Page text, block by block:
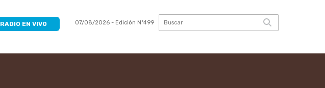
RADIO EN VIVO 07/08/2026- Edición Nº499